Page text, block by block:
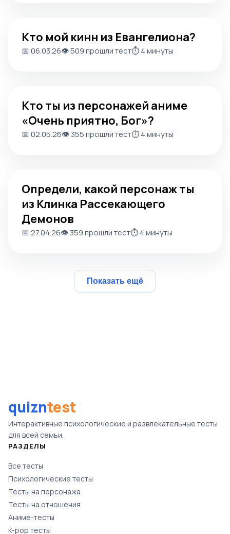
Кто мой кинн из Евангелиона?
📅 06.03.26👁️ 509 прошли тест⏱️ 4 минуты
Кто ты из персонажей аниме
«Очень приятно, Бог»?
📅 02.05.26👁️ 355 прошли тест⏱️ 4 минуты
Определи, какой персонаж ты
из Клинка Рассекающего
Демонов
📅 27.04.26👁️ 359 прошли тест⏱️ 4 минуты
Показать ещё
quizntest
Интерактивные психологические и развлекательные тесты
для всей семьи.
РАЗДЕЛЫ
Все тесты
Психологические тесты
Тесты на персонажа
Тесты на отношения
Аниме-тесты
K-pop тесты